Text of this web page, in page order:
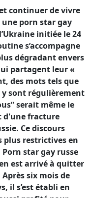
partagent leur «
des mots tels que
y sont régulièrement
serait même le
fracture
Ce discours
restrictives en
star gay russe
est arrivé à quitter
six mois de
il s’est établi en
profité pour
2023, Dmitry Osten
tourné : “ J'ai fait une
acteurs incroyables,